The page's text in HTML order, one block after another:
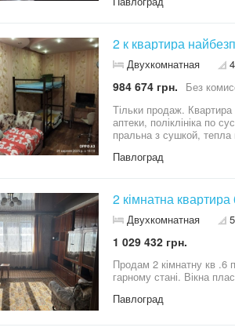
2 к квартира
Двухкомнатная
984 674 грн.
Без
Тільки продаж.
аптеки, поліклініка по
пральна з сушкой, тепла
Павлоград
Двухкомнатная
1 029 432 грн.
Продам 2 кімнатну кв .6 поверх 9 этажного будинку. Хороше місце розташування , центр міста. Квартира світла,тепла, у
Павлоград